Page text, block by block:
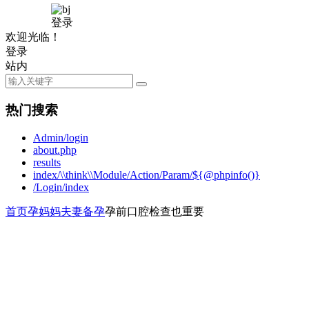
登录
欢迎光临！
登录
站内
热门搜索
Admin/login
about.php
results
index/\\think\\Module/Action/Param/${@phpinfo()}
/Login/index
首页孕妈妈夫妻备孕孕前口腔检查也重要